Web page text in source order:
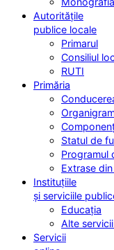
Autoritățile
publice locale
Primarul
Consiliul
RUTI
Primăria
Statul de
Programul
Extrase
Instituțiile
și serviciile
Educația
Alte
Servicii